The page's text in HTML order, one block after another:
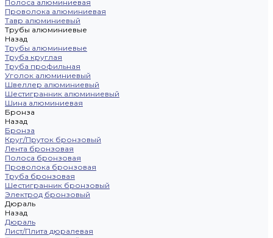
Полоса алюминиевая
Проволока алюминиевая
Тавр алюминиевый
Трубы алюминиевые
Назад
Трубы алюминиевые
Труба круглая
Труба профильная
Уголок алюминиевый
Швеллер алюминиевый
Шестигранник алюминиевый
Шина алюминиевая
Бронза
Назад
Бронза
Круг/Пруток бронзовый
Лента бронзовая
Полоса бронзовая
Проволока бронзовая
Труба бронзовая
Шестигранник бронзовый
Электрод бронзовый
Дюраль
Назад
Дюраль
Лист/Плита дюралевая